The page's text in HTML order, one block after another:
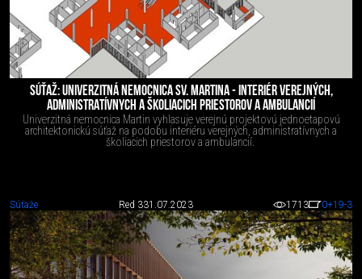
SÚŤAŽ: UNIVERZITNÁ NEMOCNICA SV. MARTINA - INTERIÉR VEREJNÝCH,
ADMINISTRATÍVNYCH A ŠKOLIACICH PRIESTOROV A AMBULANCIÍ
Univerzitná nemocnica Martin vyhlasuje verejnú projektovú jednoetapovú
architektonickú súťaž na podobu interiéru verejných, administratívnych a
školiacich priestorov a ambulancií.
Súťaže Red 331.07.2023 1713 0+19-3